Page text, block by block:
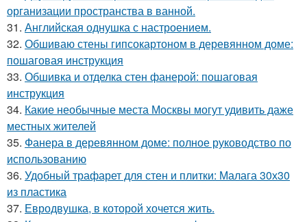
организации пространства в ванной.
31. Английская однушка с настроением.
32. Обшиваю стены гипсокартоном в деревянном доме:
пошаговая инструкция
33. Обшивка и отделка стен фанерой: пошаговая
инструкция
34. Какие необычные места Москвы могут удивить даже
местных жителей
35. Фанера в деревянном доме: полное руководство по
использованию
36. Удобный трафарет для стен и плитки: Малага 30х30
из пластика
37. Евродвушка, в которой хочется жить.